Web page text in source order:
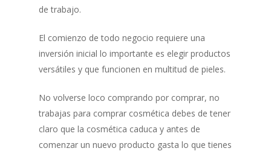
de trabajo.
El comienzo de todo negocio requiere una
inversión inicial lo importante es elegir productos
versátiles y que funcionen en multitud de pieles.
No volverse loco comprando por comprar, no
trabajas para comprar cosmética debes de tener
claro que la cosmética caduca y antes de
comenzar un nuevo producto gasta lo que tienes